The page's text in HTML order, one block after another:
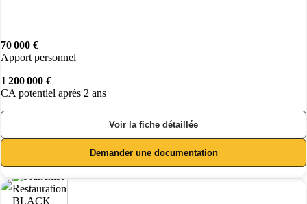
70 000 €
Apport personnel
1 200 000 €
CA potentiel après 2 ans
Voir la fiche détaillée
Demander une documentation